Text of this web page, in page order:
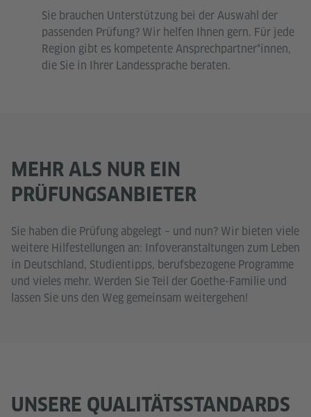
Sie brauchen Unterstützung bei der Auswahl der
passenden Prüfung? Wir helfen Ihnen gern. Für jede
Region gibt es kompetente Ansprechpartner*innen,
die Sie in Ihrer Landessprache beraten.
MEHR ALS NUR EIN
PRÜFUNGSANBIETER
Sie haben die Prüfung abgelegt – und nun? Wir bieten viele
weitere Hilfestellungen an: Infoveranstaltungen zum Leben
in Deutschland, Studientipps, berufsbezogene Programme
und vieles mehr. Werden Sie Teil der Goethe-Familie und
lassen Sie uns den Weg gemeinsam weitergehen!
UNSERE QUALITÄTSSTANDARDS